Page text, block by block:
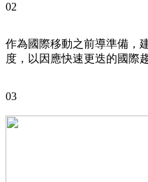
02
作為國際移動之前導準備，
度，以因應快速更迭的國際
03